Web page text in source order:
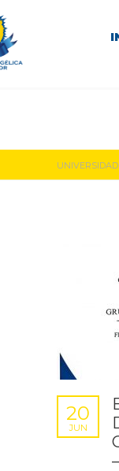
20
JUN